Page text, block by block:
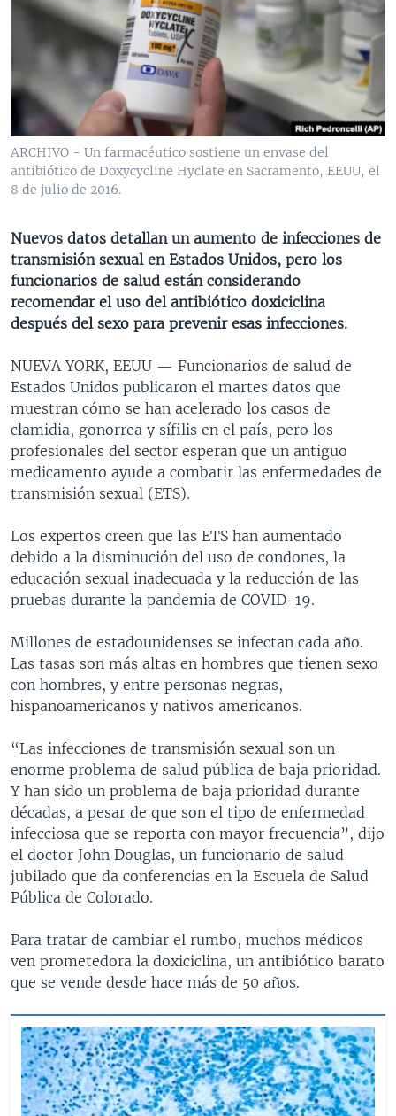
VENEZUELA
BRASIL
NICARAGUA
ECONOMÍA
ENTRETENIMIENTO Y CULTURA
TECNOLOGÍA
DEPORTES
MULTIMEDIA
VIDEOS
FOTOGRAFÍA
AUDIOS
PROGRAMAS TV
EL MUNDO AL DÍA
FORO INTERAMERICANO
LAS CLAVES
AVANCE INFORMATIVO
BUENOS DÍAS AMÉRICA
EL MUNDO AL DÍA [RADIO]
DEPORTIVO INTERNACIONAL
NOTA ECONÓMICA
ENTRETENIMIENTO
DIRECT
Learning English
SÍGANOS
Idiomas
ARCHIVO - Un farmacéutico sostiene un envase del
antibiótico de Doxycycline Hyclate en Sacramento, EEUU, el
8 de julio de 2016.
Nuevos datos detallan un aumento de infecciones de
transmisión sexual en Estados Unidos, pero los
funcionarios de salud están considerando
recomendar el uso del antibiótico doxiciclina
después del sexo para prevenir esas infecciones.
NUEVA YORK, EEUU — Funcionarios de salud de
Estados Unidos publicaron el martes datos que
muestran cómo se han acelerado los casos de
clamidia, gonorrea y sífilis en el país, pero los
profesionales del sector esperan que un antiguo
medicamento ayude a combatir las enfermedades de
transmisión sexual (ETS).
Los expertos creen que las ETS han aumentado
debido a la disminución del uso de condones, la
educación sexual inadecuada y la reducción de las
pruebas durante la pandemia de COVID-19.
Millones de estadounidenses se infectan cada año.
Las tasas son más altas en hombres que tienen sexo
con hombres, y entre personas negras,
hispanoamericanos y nativos americanos.
“Las infecciones de transmisión sexual son un
enorme problema de salud pública de baja prioridad.
Y han sido un problema de baja prioridad durante
décadas, a pesar de que son el tipo de enfermedad
infecciosa que se reporta con mayor frecuencia”, dijo
el doctor John Douglas, un funcionario de salud
jubilado que da conferencias en la Escuela de Salud
Pública de Colorado.
Para tratar de cambiar el rumbo, muchos médicos
ven prometedora la doxiciclina, un antibiótico barato
que se vende desde hace más de 50 años.